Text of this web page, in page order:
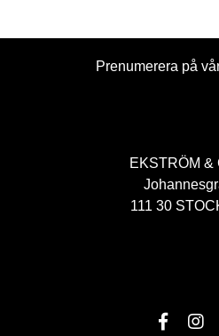
Prenumerera på
EKSTRÖM &
111 30